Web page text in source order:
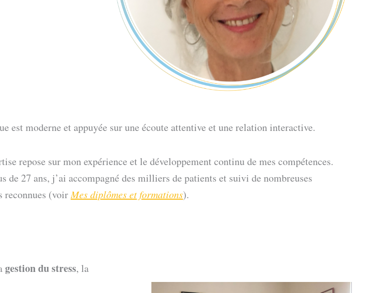
est moderne et appuyée sur une écoute attentive et une relation interactive.
repose sur mon expérience et le développement continu de mes compétences.
de 27 ans, j’ai accompagné des milliers de patients et suivi de nombreuses
reconnues (voirMes diplômes et formations).
gestion du stress, la